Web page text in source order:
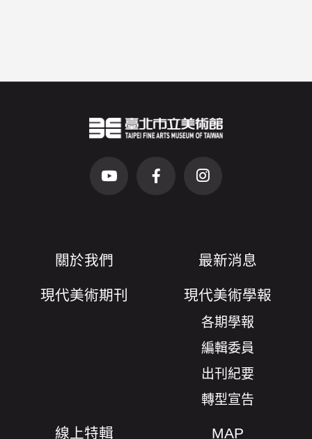
前往Youtube頻道(另開新視窗)
前往Facebook粉絲團(另開新視窗)
前往Instagram粉絲團(另
關於我們 最新消息
現代美術期刊 現代美術學報
各期學報
編輯委員
出刊紀要
轉型宣告
線上特輯 MAP